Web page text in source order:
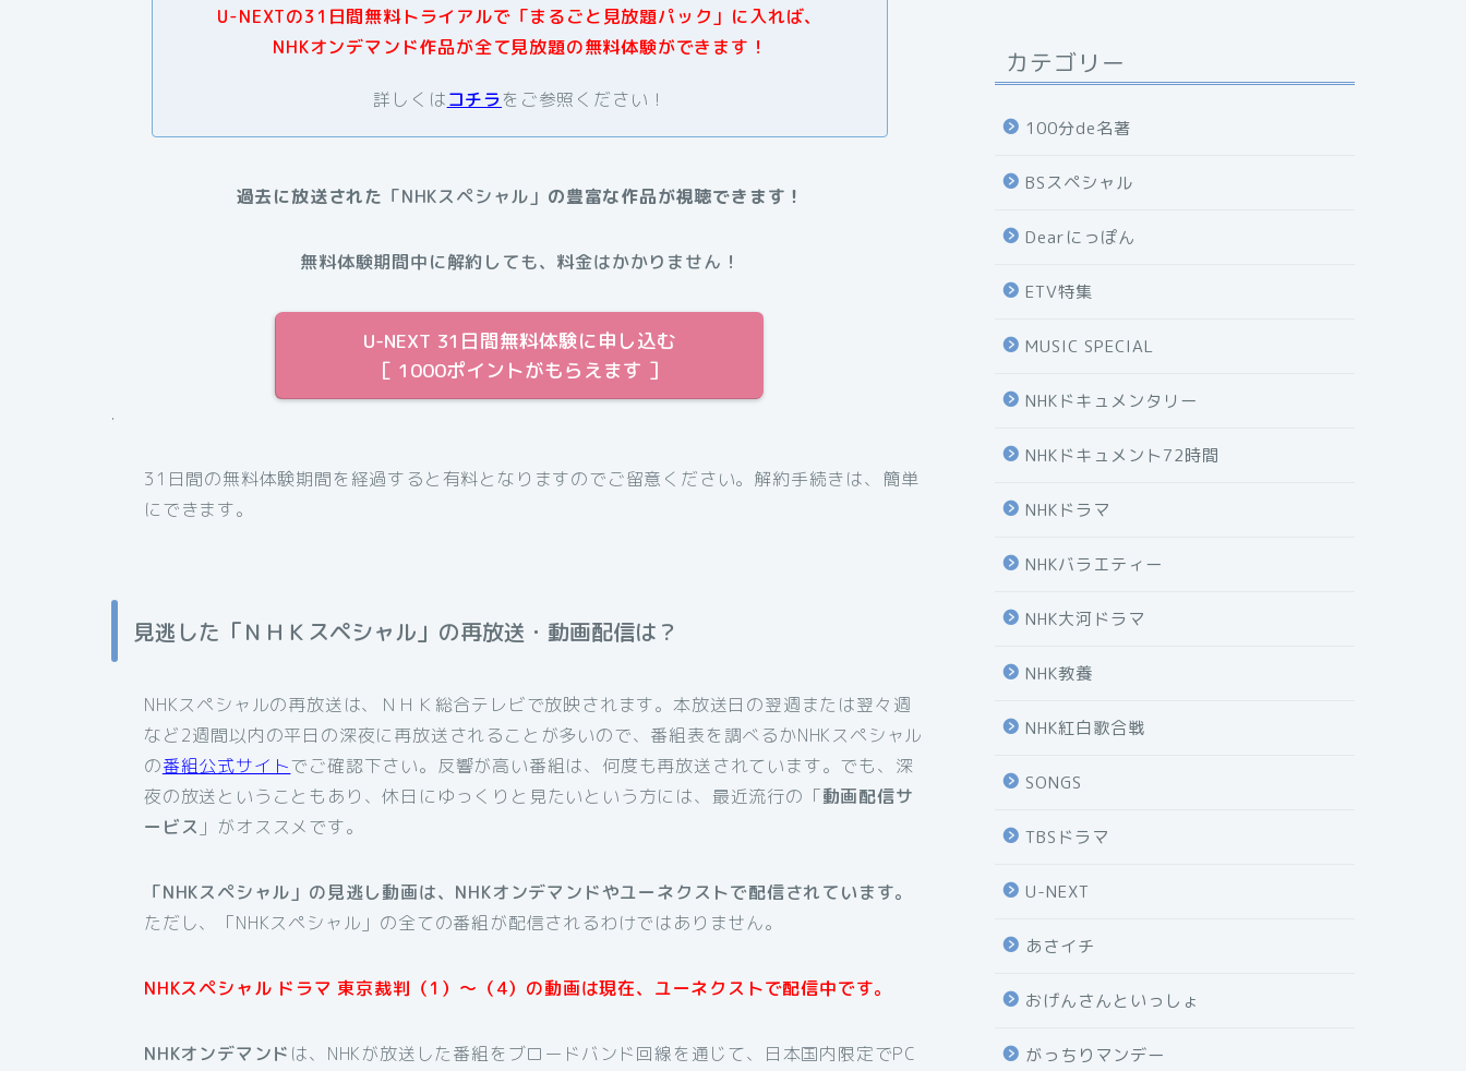
U-NEXTの31日間無料トライアルで「まるごと見放題パック」に入れば、
NHKオンデマンド作品が全て見放題の無料体験ができます！
詳しくはコチラをご参照ください！
過去に放送された 「NHKスペシャル」 の豊富な作品が視聴できます！
無料体験期間中に解約しても、料金はかかりません！
U-NEXT 31日間無料体験に申し込む
［ 1000ポイントがもらえます ］
.
31日間の無料体験期間を経過すると有料となりますのでご留意ください。解約手続きは、簡単
にできます。
見逃した「ＮＨＫスペシャル」の再放送・動画配信は？
NHKスペシャルの再放送は、ＮＨＫ総合テレビで放映されます。本放送日の翌週または翌々週
など2週間以内の平日の深夜に再放送されることが多いので、番組表を調べるかNHKスペシャル
の番組公式サイトでご確認下さい。反響が高い番組は、何度も再放送されています。でも、深
夜の放送ということもあり、休日にゆっくりと見たいという方には、最近流行の「動画配信サ
ービス 」がオススメです。
「NHKスペシャル」の見逃し動画は、NHKオンデマンドやユーネクストで配信されています。
ただし、「NHKスペシャル」の全ての番組が配信されるわけではありません。
NHKスペシャル ドラマ 東京裁判（1）〜（4）の動画は現在、ユーネクストで配信中です。
NHKオンデマンド は、NHKが放送した番組をブロードバンド回線を通じて、日本国内限定でPC
カテゴリー
100分de名著
BSスペシャル
Dearにっぽん
ETV特集
MUSIC SPECIAL
NHKドキュメンタリー
NHKドキュメント72時間
NHKドラマ
NHKバラエティー
NHK大河ドラマ
NHK教養
NHK紅白歌合戦
SONGS
TBSドラマ
U-NEXT
あさイチ
おげんさんといっしょ
がっちりマンデー